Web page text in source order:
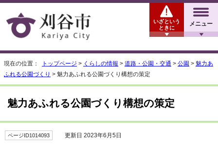
メニュー
いざという
ときに
現在の位置： トップページ > くらしの情報 > 道路・公園・交通 > 公園 > 魅力あ
ふれる公園づくり > 魅力あふれる公園づくり構想の策定
魅力あふれる公園づくり構想の策定
ページID1014093 更新日 2023年6月5日